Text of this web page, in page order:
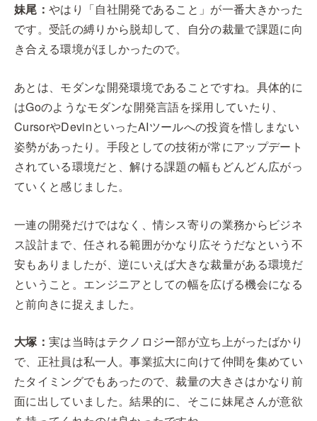
妹尾： やはり「自社開発であること」が一番大きかった
です。受託の縛りから脱却して、自分の裁量で課題に向
き合える環境がほしかったので。
あとは、モダンな開発環境であることですね。具体的に
はGoのようなモダンな開発言語を採用していたり、
CursorやDevinといったAIツールへの投資を惜しまない
姿勢があったり。手段としての技術が常にアップデート
されている環境だと、解ける課題の幅もどんどん広がっ
ていくと感じました。
一連の開発だけではなく、情シス寄りの業務からビジネ
ス設計まで、任される範囲がかなり広そうだなという不
安もありましたが、逆にいえば大きな裁量がある環境だ
ということ。エンジニアとしての幅を広げる機会になる
と前向きに捉えました。
大塚： 実は当時はテクノロジー部が立ち上がったばかり
で、正社員は私一人。事業拡大に向けて仲間を集めてい
たタイミングでもあったので、裁量の大きさはかなり前
面に出していました。結果的に、そこに妹尾さんが意欲